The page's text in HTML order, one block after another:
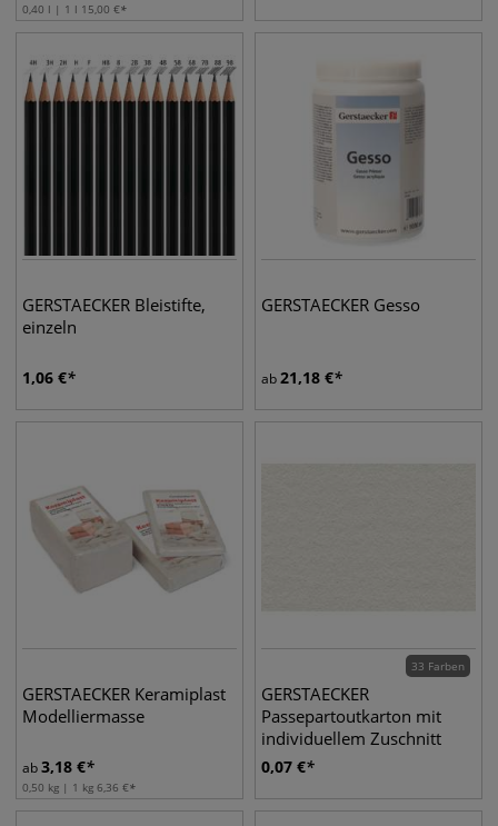
0,40 l | 1 l 15,00 €
GERSTAECKER Bleistifte,
einzeln
1,06 €
GERSTAECKER Gesso
ab21,18 €
GERSTAECKER Keramiplast
Modelliermasse
ab3,18 €
0,50 kg | 1 kg 6,36 €
33 Farben
GERSTAECKER
Passepartoutkarton mit
individuellem Zuschnitt
0,07 €